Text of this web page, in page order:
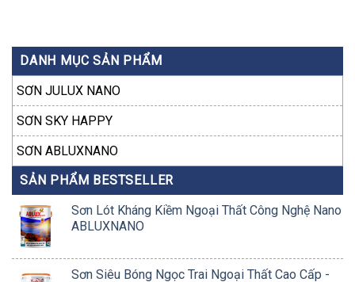
DANH MỤC SẢN PHẨM
SƠN JULUX NANO
SƠN SKY HAPPY
SƠN ABLUXNANO
SẢN PHẨM BESTSELLER
Sơn Lót Kháng Kiềm Ngoại Thất Công Nghệ Nano
ABLUXNANO
Sơn Siêu Bóng Ngọc Trai Ngoại Thất Cao Cấp -